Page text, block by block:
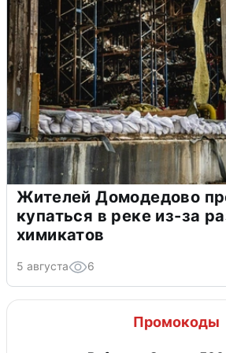
Жителей Домодедово
купаться в реке из-за
химикатов
5 августа 6
Промокоды